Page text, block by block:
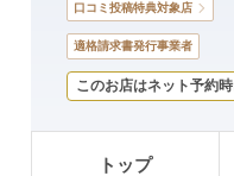
口コミ投稿特典対象店
適格請求書発行事業者
このお店はネット予約
トップ